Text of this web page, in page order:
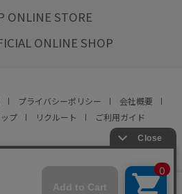
ONLINE STORE
ONLINE SHOP
プライバシーポリシー
会社概要
プ リクルート ご利用ガイド
ALL RIGHTS RESERVED.